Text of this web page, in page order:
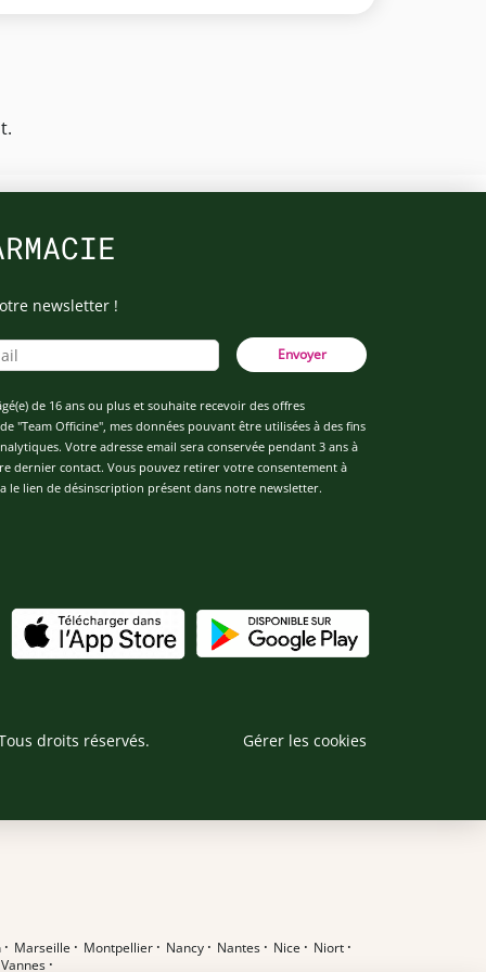
newsletter !
Envoyer
de 16 ans ou plus et souhaite recevoir des offres
"Team Officine", mes données pouvant être utilisées à des fins
Votre adresse email sera conservée pendant 3 ans à
dernier contact. Vous pouvez retirer votre consentement à
le lien de désinscription présent dans notre newsletter.
droits réservés. Gérer les cookies
· Marseille · Montpellier · Nancy · Nantes · Nice · Niort ·
Vannes ·